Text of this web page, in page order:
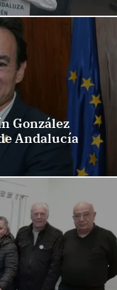
González
Andalucía